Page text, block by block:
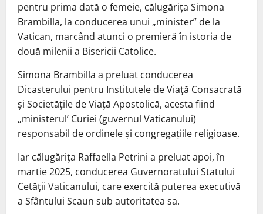
pentru prima dată o femeie, călugăriţa Simona
Brambilla, la conducerea unui „minister” de la
Vatican, marcând atunci o premieră în istoria de
două milenii a Bisericii Catolice.
Simona Brambilla a preluat conducerea
Dicasterului pentru Institutele de Viaţă Consacrată
şi Societăţile de Viaţă Apostolică, acesta fiind
„ministerul’ Curiei (guvernul Vaticanului)
responsabil de ordinele şi congregaţiile religioase.
Iar călugăriţa Raffaella Petrini a preluat apoi, în
martie 2025, conducerea Guvernoratului Statului
Cetăţii Vaticanului, care exercită puterea executivă
a Sfântului Scaun sub autoritatea sa.